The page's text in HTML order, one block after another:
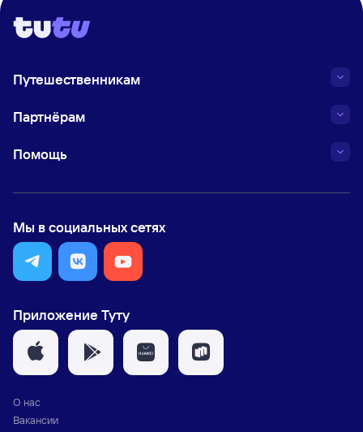
Путешественникам
Партнёрам
Помощь
Мы в социальных сетях
Приложение Туту
О нас
Вакансии